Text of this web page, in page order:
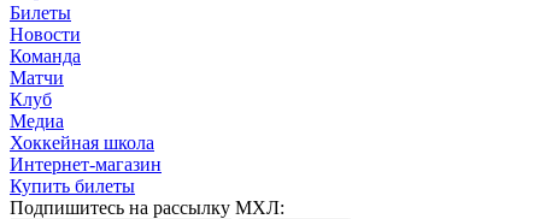
Билеты
Новости
Команда
Матчи
Клуб
Медиа
Хоккейная школа
Интернет-магазин
Купить билеты
Подпишитесь на рассылку МХЛ: